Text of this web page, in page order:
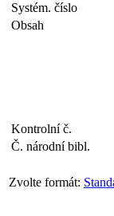
Systém. číslo
Obsah
Kontrolní č.
Č. národní bibl.
Zvolte formát: